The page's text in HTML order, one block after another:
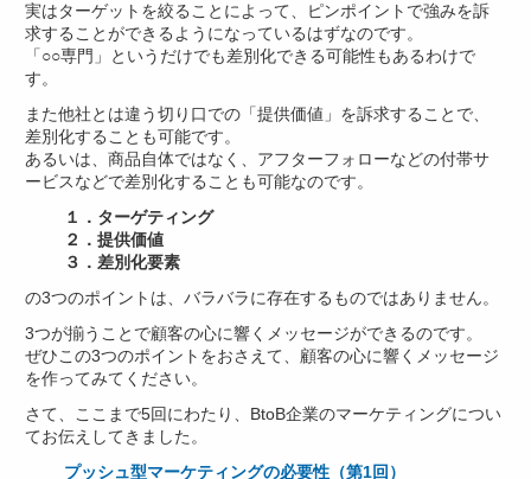
実はターゲットを絞ることによって、ピンポイントで強みを訴
求することができるようになっているはずなのです。
「○○専門」というだけでも差別化できる可能性もあるわけで
す。
また他社とは違う切り口での「提供価値」を訴求することで、
差別化することも可能です。
あるいは、商品自体ではなく、アフターフォローなどの付帯サ
ービスなどで差別化することも可能なのです。
１．ターゲティング
２．提供価値
３．差別化要素
の3つのポイントは、バラバラに存在するものではありません。
3つが揃うことで顧客の心に響くメッセージができるのです。
ぜひこの3つのポイントをおさえて、顧客の心に響くメッセージ
を作ってみてください。
さて、ここまで5回にわたり、BtoB企業のマーケティングについ
てお伝えしてきました。
プッシュ型マーケティングの必要性（第1回）